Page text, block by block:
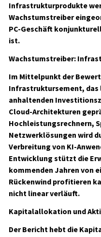
Infrastrukturprodukte
Wachstumstreiber
PC-Geschäft
ist.
Wachstumstreiber:
Im Mittelpunkt der
Infrastruktursement, das
anhaltenden
Cloud-Architekturen
Hochleistungsrechnern,
Netzwerklösungen wird
Verbreitung von KI-
Entwicklung stützt die
kommenden Jahren von
Rückenwind profitieren
nicht linear verläuft.
Kapitalallokation und
Der Bericht hebt die